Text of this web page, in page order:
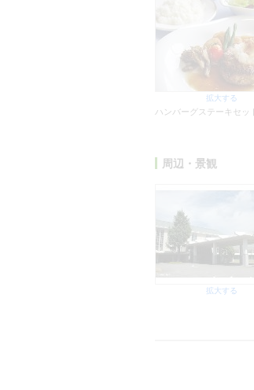
拡大する
ハンバーグステーキセッ
周辺・景観
拡大する